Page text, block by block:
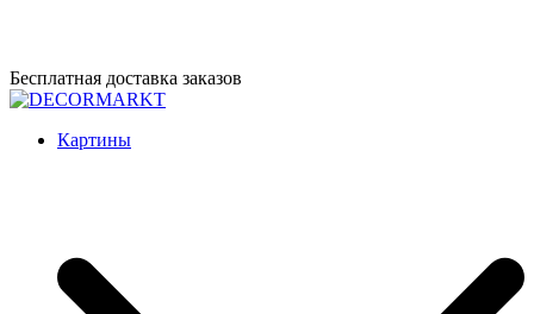
Перейти
к
Бесплатная доставка заказов
DECORMARKT
Картины для интерьера ручной работы
Картины